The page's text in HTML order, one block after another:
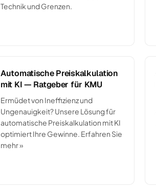
Technik und Grenzen.
Automatische Preiskalkulation
mit KI — Ratgeber für KMU
Ermüdet von Ineffizienz und
Ungenauigkeit? Unsere Lösung für
automatische Preiskalkulation mit KI
optimiert Ihre Gewinne. Erfahren Sie
mehr »